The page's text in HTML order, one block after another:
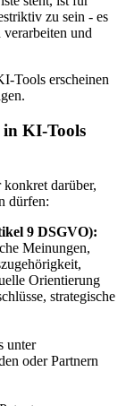
zu sein - es
und
Tools erscheinen
in KI-Tools
darüber,
dürfen:
9 DSGVO):
Meinungen,
Orientierung
strategische
unter
oder Partnern